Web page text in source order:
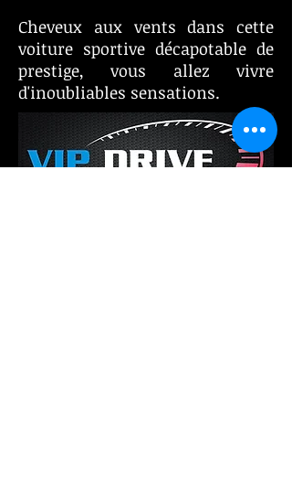
Cheveux aux vents dans cette
voiture sportive décapotable de
prestige, vous allez vivre
d'inoubliables sensations.